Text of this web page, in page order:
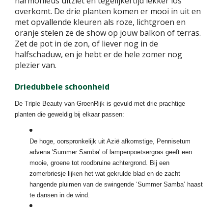
overkomt. De drie planten komen er mooi in uit en
met opvallende kleuren als roze, lichtgroen en
oranje stelen ze de show op jouw balkon of terras.
Zet de pot in de zon, of liever nog in de
halfschaduw, en je hebt er de hele zomer nog
plezier van.
Driedubbele schoonheid
De Triple Beauty van GroenRijk is gevuld met drie prachtige
planten die geweldig bij elkaar passen:
De hoge, oorspronkelijk uit Azië afkomstige, Pennisetum
advena 'Summer Samba' of lampenpoetsergras geeft een
mooie, groene tot roodbruine achtergrond. Bij een
zomerbriesje lijken het wat gekrulde blad en de zacht
hangende pluimen van de swingende ‘Summer Samba’ haast
te dansen in de wind.